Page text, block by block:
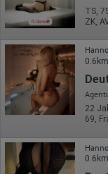
TS,
22
69,